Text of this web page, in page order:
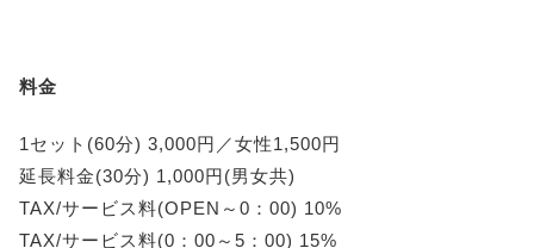
料金
1セット(60分) 3,000円／女性1,500円
延長料金(30分) 1,000円(男女共)
TAX/サービス料(OPEN～0：00) 10%
TAX/サービス料(0：00～5：00) 15%